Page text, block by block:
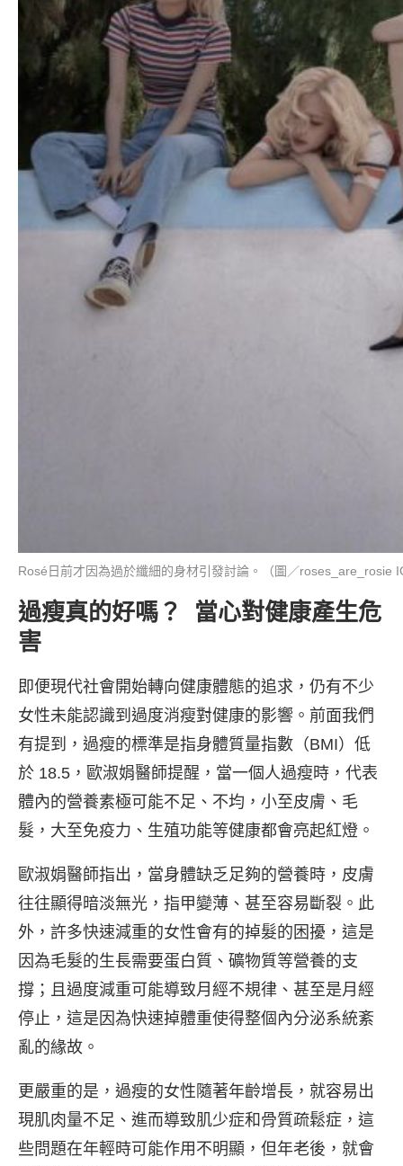
Rosé日前才因為過於纖細的身材引發討論。（圖／roses_are_rosie
過瘦真的好嗎？ 當心對健康產生危
害
即便現代社會開始轉向健康體態的追求，仍有不少
女性未能認識到過度消瘦對健康的影響。前面我們
有提到，過瘦的標準是指身體質量指數（BMI）低
於 18.5，歐淑娟醫師提醒，當一個人過瘦時，代表
體內的營養素極可能不足、不均，小至皮膚、毛
髮，大至免疫力、生殖功能等健康都會亮起紅燈。
歐淑娟醫師指出，當身體缺乏足夠的營養時，皮膚
往往顯得暗淡無光，指甲變薄、甚至容易斷裂。此
外，許多快速減重的女性會有的掉髮的困擾，這是
因為毛髮的生長需要蛋白質、礦物質等營養的支
撐；且過度減重可能導致月經不規律、甚至是月經
停止，這是因為快速掉體重使得整個內分泌系統紊
亂的緣故。
更嚴重的是，過瘦的女性隨著年齡增長，就容易出
現肌肉量不足、進而導致肌少症和骨質疏鬆症，這
些問題在年輕時可能作用不明顯，但年老後，就會